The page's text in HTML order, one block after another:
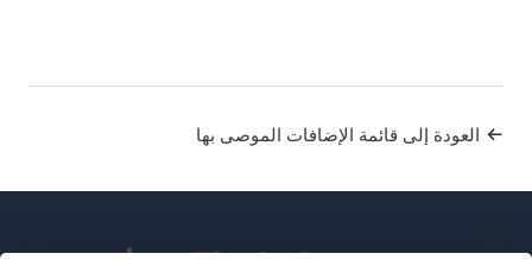
العودة إلى قائمة الإضافات الموصى بها